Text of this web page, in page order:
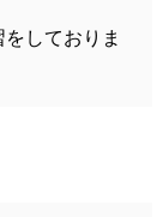
しておりま